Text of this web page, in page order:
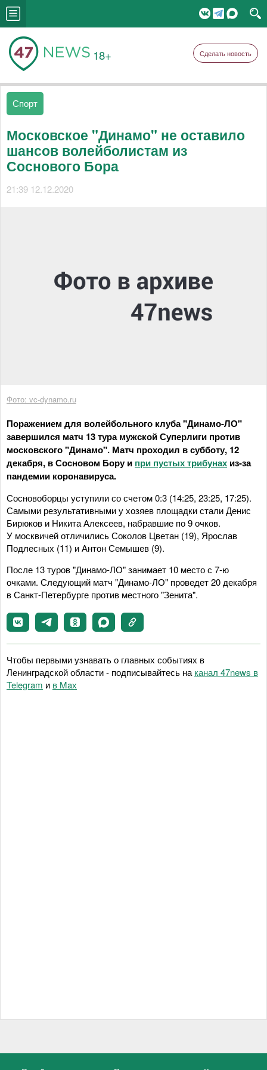
18+ Сделать новость
Спорт
Московское "Динамо" не оставило
шансов волейболистам из
Соснового Бора
21:39 12.12.2020
Фото: vc-dynamo.ru
Поражением для волейбольного клуба "Динамо-ЛО"
завершился матч 13 тура мужской Суперлиги против
московского "Динамо". Матч проходил в субботу, 12
декабря, в Сосновом Бору и при пустых трибунах из-за
пандемии коронавируса.
Сосновоборцы уступили со счетом 0:3 (14:25, 23:25, 17:25).
Самыми результативными у хозяев площадки стали Денис
Бирюков и Никита Алексеев, набравшие по 9 очков.
У москвичей отличились Соколов Цветан (19), Ярослав
Подлесных (11) и Антон Семышев (9).
После 13 туров "Динамо-ЛО" занимает 10 место с 7-ю
очками. Следующий матч "Динамо-ЛО" проведет 20 декабря
в Санкт-Петербурге против местного "Зенита".
Чтобы первыми узнавать о главных событиях в
Ленинградской области - подписывайтесь на канал 47news в
Telegram и в Maх